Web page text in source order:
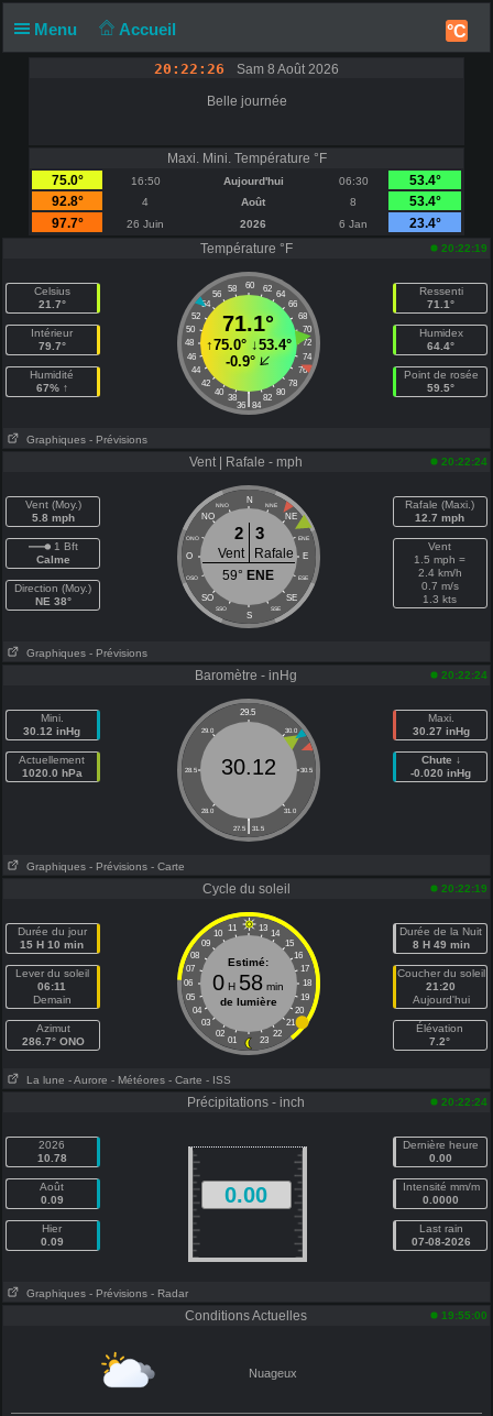
Menu Accueil °C
20:22:26 Sam 8 Août 2026
Belle journée
Maxi. Mini. Température °F
75.0°
16:50 Aujourd'hui 06:30
53.4°
92.8°
4 Août 8
53.4°
97.7°
26 Juin 2026 6 Jan
23.4°
Température °F
20:22:19
Celsius
21.7°
Intérieur
79.7°
Humidité
67% ↑
60
58 62
56
64
54
66
52
68
50
70
48
72
46
74
44
76
42
78
40
80
38 82
|
36 84
71.1°
↑75.0°↓53.4°
-0.9°
Ressenti
71.1°
Humidex
64.4°
Point de rosée
59.5°
Graphiques - Prévisions
Vent | Rafale - mph 20:22:24
Vent (Moy.)
5.8 mph
1 Bft
Calme
Direction (Moy.)
NE 38°
N
NNO NNE
NO NE
ONO ENE
O E
OSO ESE
SO SE
SSO SSE
S
2 3
Vent
Rafale
59° ENE
Rafale (Maxi.)
12.7 mph
Vent
1.5 mph =
2.4 km/h
0.7 m/s
1.3 kts
Graphiques - Prévisions
Baromètre - inHg 20:22:24
Mini.
30.12 inHg
Actuellement
1020.0 hPa
29.5
29.0 30.0
28.5 30.5
28.0 31.0
|
27.5 31.5
30.12
Maxi.
30.27 inHg
Chute ↓
-0.020 inHg
Graphiques - Prévisions - Carte
Cycle du soleil 20:22:19
Durée du jour
15 H 10 min
Lever du soleil
06:11
Demain
Azimut
286.7° ONO
11 13
10
14
09
15
08
16
07
17
06
18
05
19
04
20
03
21
02
22
01 23
Estimé:
0 H 58 min
de lumière
Durée de la Nuit
8 H 49 min
Coucher du soleil
21:20
Aujourd'hui
Élévation
7.2°
La lune - Aurore - Météores - Carte - ISS
Précipitations - inch 20:22:24
2026
10.78
Août
0.09
Hier
0.09
0.00
Dernière heure
0.00
Intensité mm/m
0.0000
Last rain
07-08-2026
Graphiques - Prévisions - Radar
Conditions Actuelles 19:55:00
Nuageux